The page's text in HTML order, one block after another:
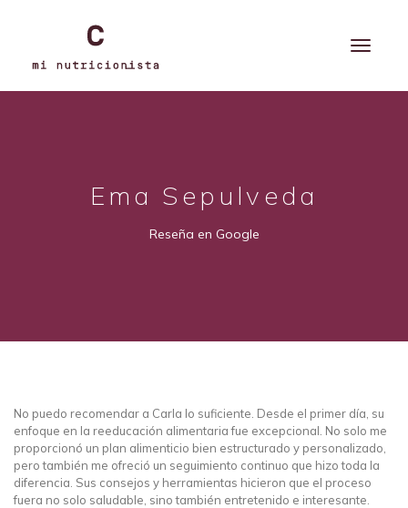
Ema Sepulveda
Reseña en Google
No puedo recomendar a Carla lo suficiente. Desde el primer día, su
enfoque en la reeducación alimentaria fue excepcional. No solo me
proporcionó un plan alimenticio bien estructurado y personalizado,
pero también me ofreció un seguimiento continuo que hizo toda la
diferencia. Sus consejos y herramientas hicieron que el proceso
fuera no solo saludable, sino también entretenido e interesante.